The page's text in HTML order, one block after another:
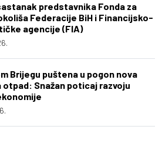
predstavnika Fonda za
Federacije BiH i Financijsko-
agencije (FIA)
Brijegu puštena u pogon nova
otpad: Snažan poticaj razvoju